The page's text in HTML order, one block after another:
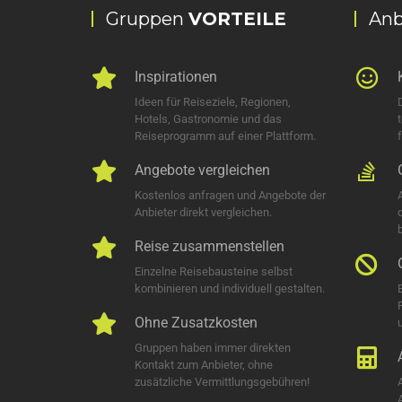
Gruppen VORTEILE
Inspirationen
Ideen für Reiseziele, Regionen,
Hotels, Gastronomie und das
Reiseprogramm auf einer Plattform.
Angebote vergleichen
Kostenlos anfragen und Angebote der
Anbieter direkt vergleichen.
Reise zusammenstellen
Einzelne Reisebausteine selbst
kombinieren und individuell gestalten.
Ohne Zusatzkosten
Gruppen haben immer direkten
Kontakt zum Anbieter, ohne
zusätzliche Vermittlungsgebühren!